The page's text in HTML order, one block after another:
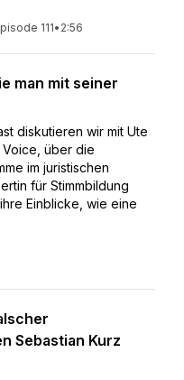
111• 2:56
man mit seiner
diskutieren wir mit Ute
über die
im juristischen
für Stimmbildung
Einblicke, wie eine
Sebastian Kurz